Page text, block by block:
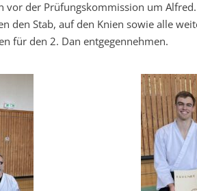
vor der Prüfungskommission um
den Stab, auf den Knien sowie alle
für den 2. Dan entgegennehmen.